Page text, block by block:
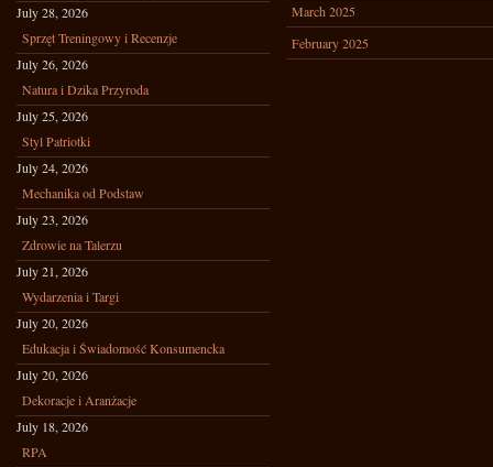
July 28, 2026
Sprzęt Treningowy i Recenzje
July 26, 2026
Natura i Dzika Przyroda
July 25, 2026
Styl Patriotki
July 24, 2026
Mechanika od Podstaw
July 23, 2026
Zdrowie na Talerzu
July 21, 2026
Wydarzenia i Targi
July 20, 2026
Edukacja i Świadomość Konsumencka
July 20, 2026
Dekoracje i Aranżacje
July 18, 2026
RPA
March 2025
February 2025